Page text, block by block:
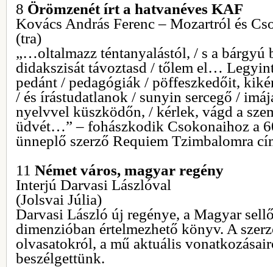
8 Örömzenét írt a hatvanéves KAF
Kovács András Ferenc – Mozartról és
(tra)
„…oltalmazz téntanyalástól, / s a bárgyú
didakszisát távoztasd / tőlem el…
pedánt / pedagógiák / pöffeszkedőit,
/ és írástudatlanok / sunyin sercegő /
nyelvvel küszködőn, / kérlek, vágd a
üdvét…” – fohászkodik Csokonaihoz a
ünneplő szerző Requiem Tzimbalomra
11 Német város, magyar regény
Interjú Darvasi Lászlóval
(Jolsvai Júlia)
Darvasi László új regénye, a Magyar
dimenzióban értelmezhető könyv. A
olvasatokról, a mű aktuális
beszélgettünk.